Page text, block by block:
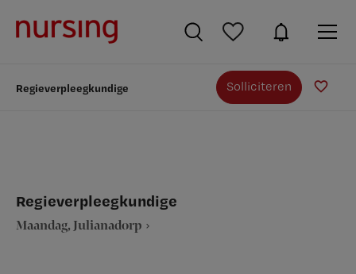
Regieverpleegkundige Solliciteren
Regieverpleegkundige
Maandag, Julianadorp